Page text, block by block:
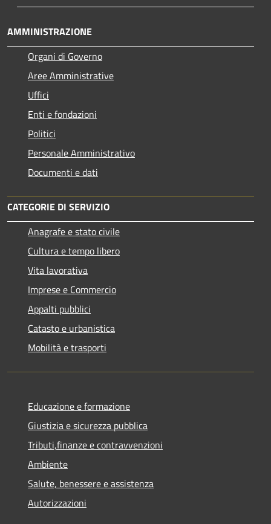
AMMINISTRAZIONE
Organi di Governo
Aree Amministrative
Uffici
Enti e fondazioni
Politici
Personale Amministrativo
Documenti e dati
CATEGORIE DI SERVIZIO
Anagrafe e stato civile
Cultura e tempo libero
Vita lavorativa
Imprese e Commercio
Appalti pubblici
Catasto e urbanistica
Mobilità e trasporti
Educazione e formazione
Giustizia e sicurezza pubblica
Tributi,finanze e contravvenzioni
Ambiente
Salute, benessere e assistenza
Autorizzazioni